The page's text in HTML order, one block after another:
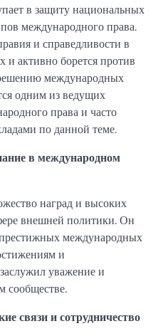
в защиту национальных
международного права.
и справедливости в
активно борется против
международных
одним из ведущих
права и часто
по данной теме.
в международном
наград и высоких
внешней политики. Он
международных
и
уважение и
сообществе.
связи и сотрудничество